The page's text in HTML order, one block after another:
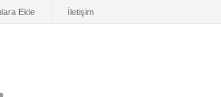
Ekle İletişim